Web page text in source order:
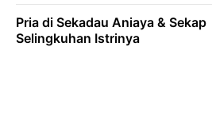
Pria di Sekadau Aniaya & Sekap
Selingkuhan Istrinya